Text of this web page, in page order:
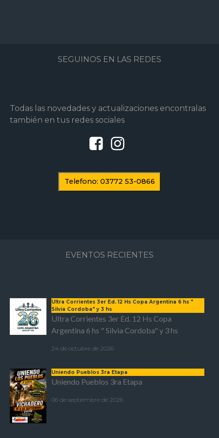
SEGUINOS EN LAS REDES
Todas las novedades y actualizaciones encontralas
también en tus redes sociales
Telefono: 03772 53-0866
EVENTOS RECIENTES
Ultra Corrientes 3er Ed. 12 Hs Copa Argentina 6 hs "
Silvia Cordoba" y 3 hs
Ultra Corrientes 3er Ed. 12 Hs Copa
Argentina 6 hs " Silvia Cordoba" y 3 hs
24 de octubre de 2026
Uniendo Pueblos 3ra Etapa
Uniendo Pueblos 3ra Etapa
06 de septiembre de 2026